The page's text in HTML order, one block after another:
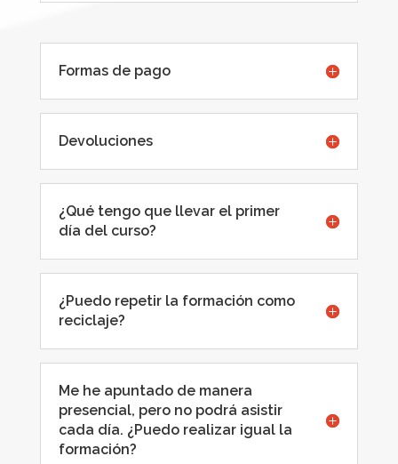
Formas de pago
Devoluciones
¿Qué tengo que llevar el primer
día del curso?
¿Puedo repetir la formación como
reciclaje?
Me he apuntado de manera
presencial, pero no podrá asistir
cada día. ¿Puedo realizar igual la
formación?